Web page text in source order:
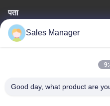
पता
कमरा 306, नंबर 3 शेंगयुआन स्ट्रीट,
दूरभाष:
Sales Manager
Good day, what product are